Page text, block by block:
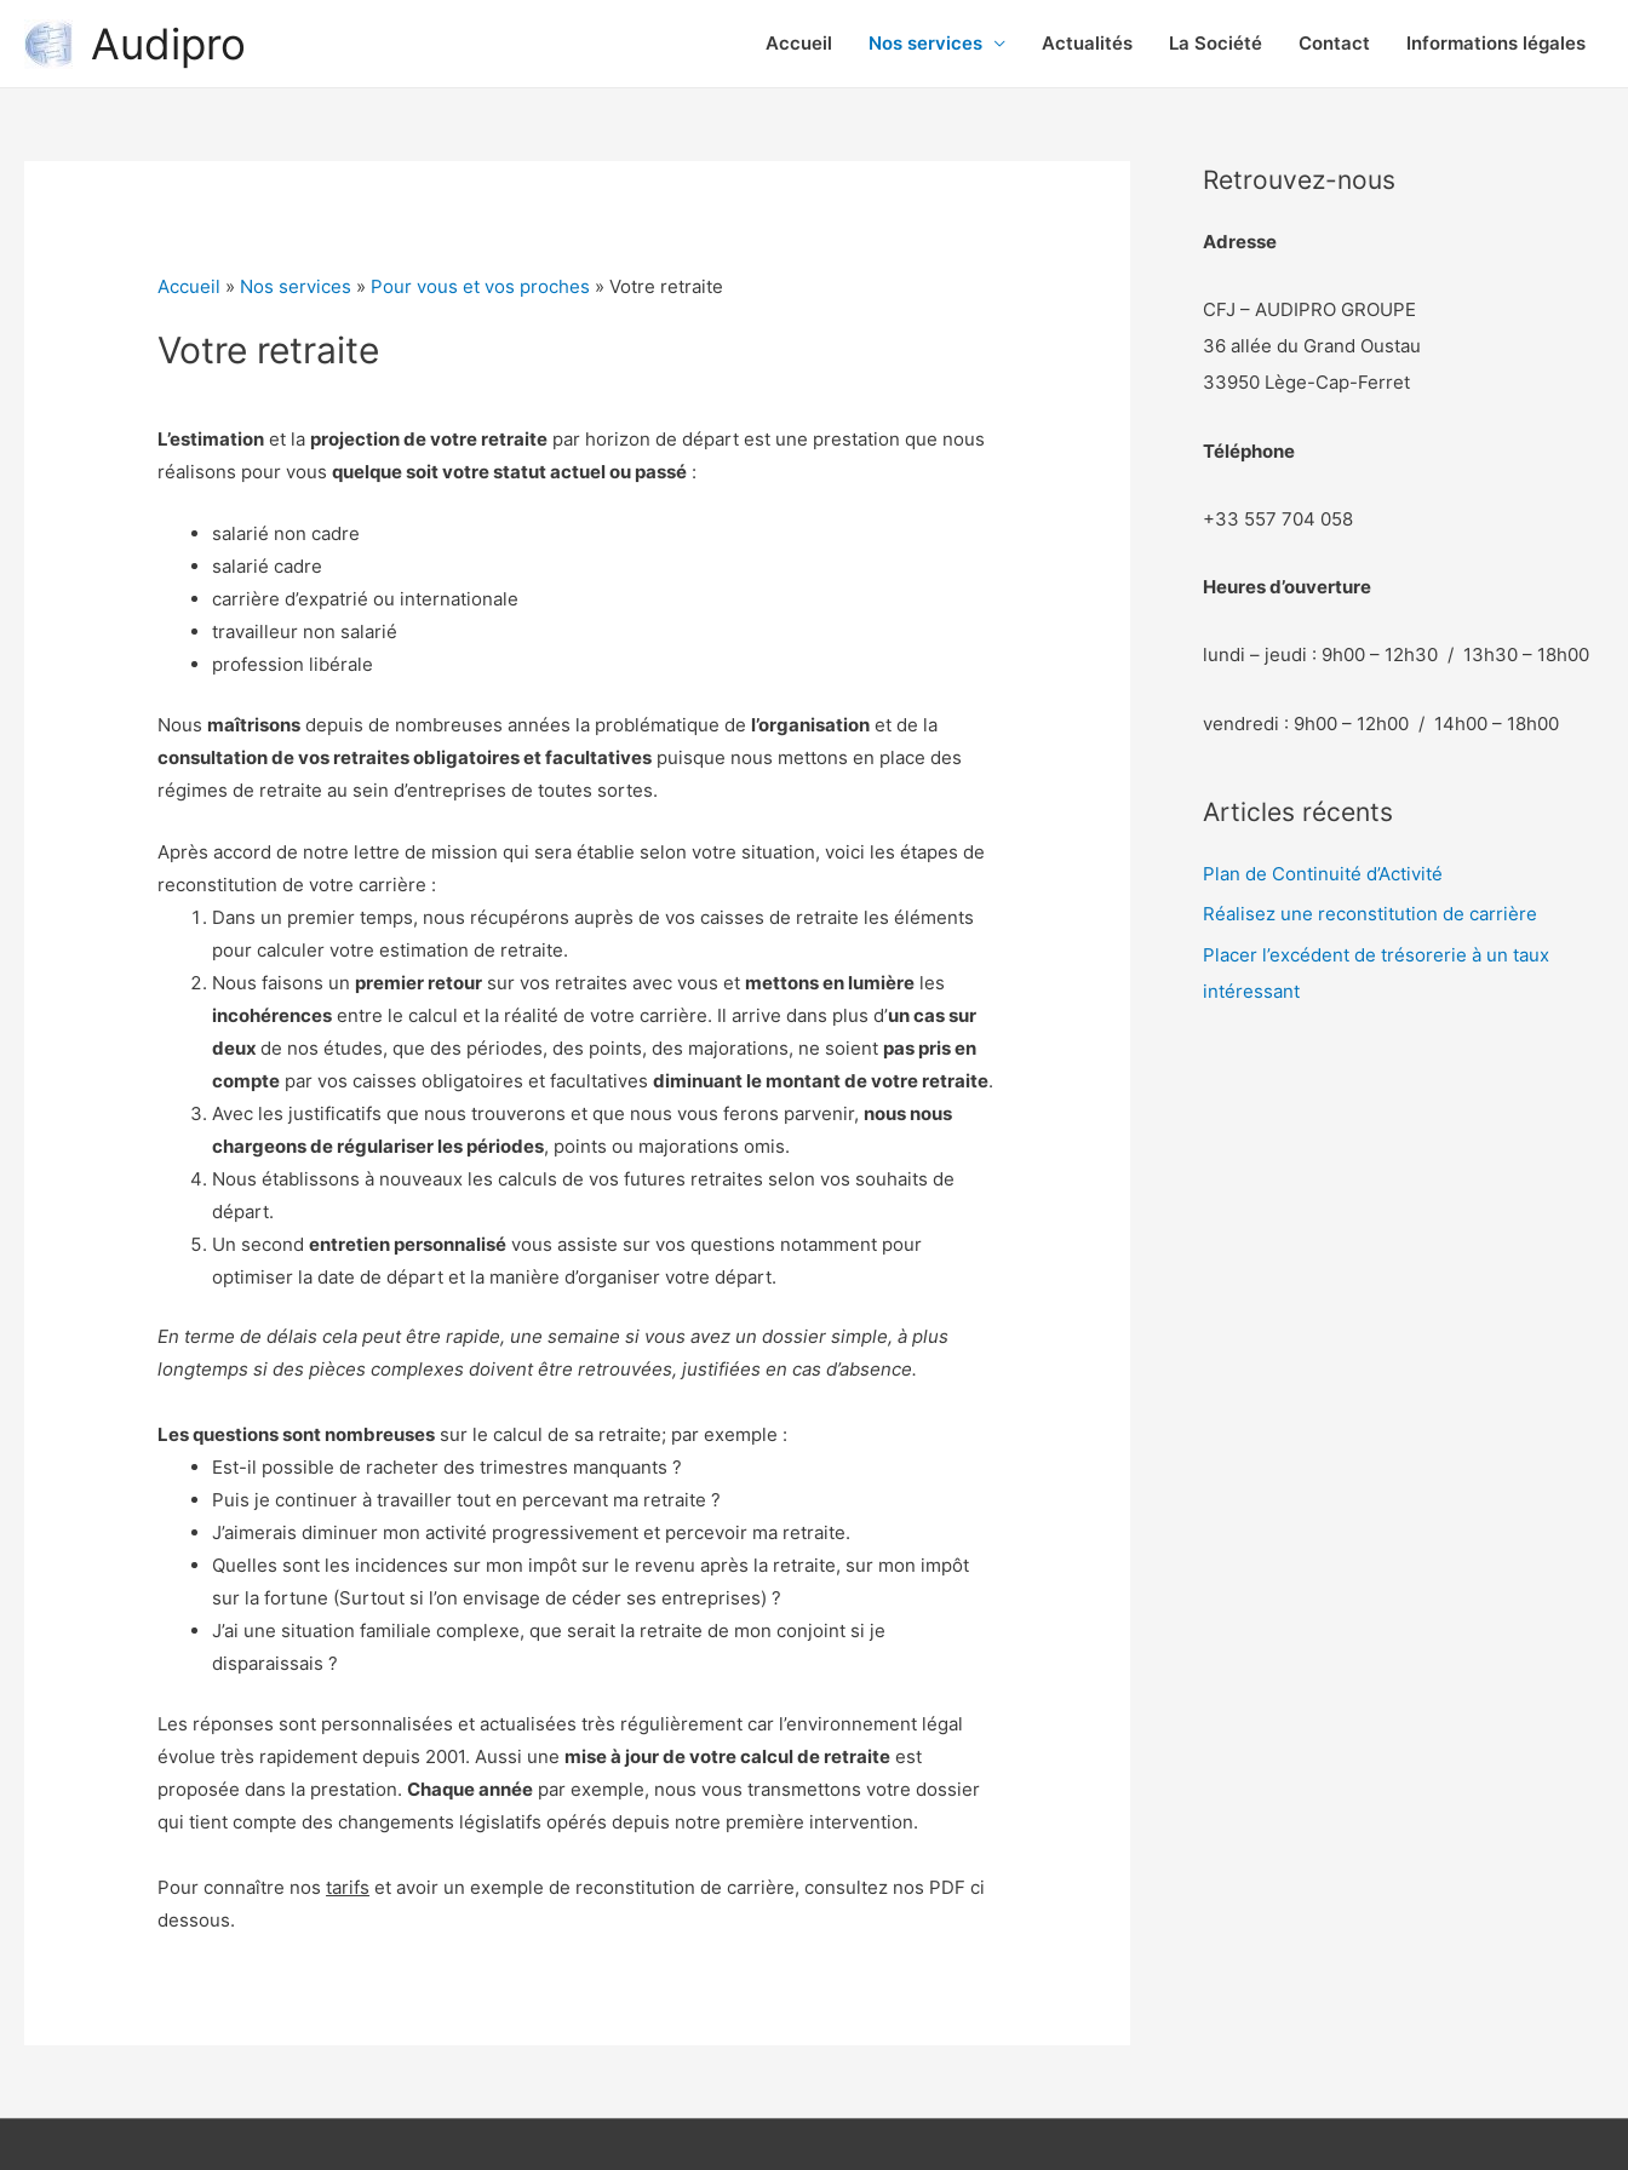
Audipro Accueil Nos services Actualités La Société Contact Informations légales
Accueil » Nos services » Pour vous et vos proches »Votre retraite
Votre retraite
L’estimation et la projection de votre retraite par horizon de départ est une prestation que nous
réalisons pour vousquelque soit votre statut actuel ou passé :
salarié non cadre
salarié cadre
carrière d’expatrié ou internationale
travailleur non salarié
profession libérale
Nous maîtrisons depuis de nombreuses années la problématique de l’organisation et de la
consultation de vos retraites obligatoires et facultatives puisque nous mettons en place des
régimes de retraite au sein d’entreprises de toutes sortes.
Après accord de notre lettre de mission qui sera établie selon votre situation, voici les étapes de
reconstitution de votre carrière :
Dans un premier temps, nous récupérons auprès de vos caisses de retraite les éléments
pour calculer votre estimation de retraite.
Nous faisons un premier retour sur vos retraites avec vous et mettons en lumière les
incohérences entre le calcul et la réalité de votre carrière. Il arrive dans plus d’un cas sur
deuxde nos études, que des périodes, des points, des majorations, ne soient pas pris en
compte par vos caisses obligatoires et facultativesdiminuant le montant de votre retraite.
Avec les justificatifs que nous trouverons et que nous vous ferons parvenir, nous nous
chargeons de régulariser les périodes, points ou majorations omis.
Nous établissons à nouveaux les calculs de vos futures retraites selon vos souhaits de
départ.
Un secondentretien personnalisé vous assiste sur vos questions notamment pour
optimiser la date de départ et la manière d’organiser votre départ.
En terme de délais cela peut être rapide, une semaine si vous avez un dossier simple, à plus
longtemps si des pièces complexes doivent être retrouvées, justifiées en cas d’absence.
Les questions sont nombreuses sur le calcul de sa retraite; par exemple :
Est-il possible de racheter des trimestres manquants ?
Puis je continuer à travailler tout en percevant ma retraite ?
J’aimerais diminuer mon activité progressivement et percevoir ma retraite.
Quelles sont les incidences sur mon impôt sur le revenu après la retraite, sur mon impôt
sur la fortune (Surtout si l’on envisage de céder ses entreprises) ?
J’ai une situation familiale complexe, que serait la retraite de mon conjoint si je
disparaissais ?
Les réponses sont personnalisées et actualisées très régulièrement car l’environnement légal
évolue très rapidement depuis 2001. Aussi une mise à jour de votre calcul de retraite est
proposée dans la prestation.Chaque année par exemple, nous vous transmettons votre dossier
qui tient compte des changements législatifs opérés depuis notre première intervention.
Pour connaître nostarifs et avoir un exemple de reconstitution de carrière, consultez nos PDF ci
dessous.
Retrouvez-nous
Adresse
CFJ – AUDIPRO GROUPE
36 allée du Grand Oustau
33950 Lège-Cap-Ferret
Téléphone
+33 557 704 058
Heures d’ouverture
lundi – jeudi : 9h00 – 12h30 / 13h30 – 18h00
vendredi : 9h00 – 12h00 / 14h00 – 18h00
Articles récents
Plan de Continuité d’Activité
Réalisez une reconstitution de carrière
Placer l’excédent de trésorerie à un taux
intéressant